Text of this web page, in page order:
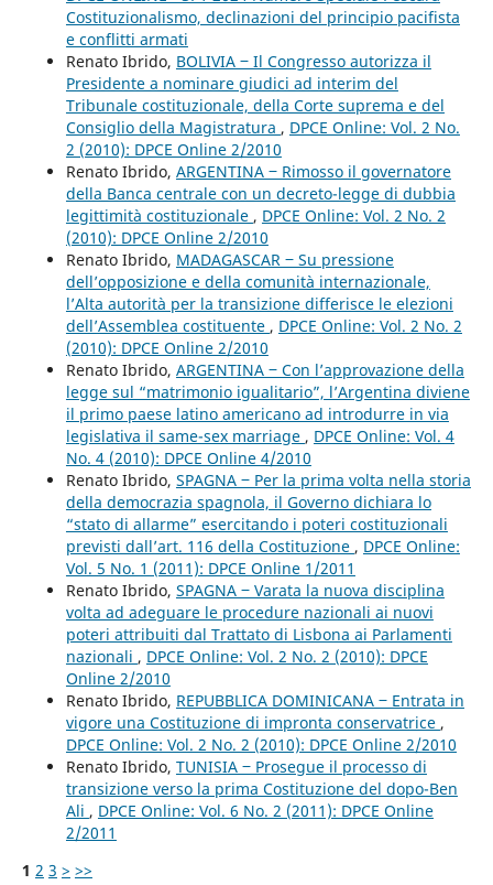
Costituzionalismo, declinazioni del principio pacifista
e conflitti armati
Renato Ibrido, BOLIVIA ‒ Il Congresso autorizza il
Presidente a nominare giudici ad interim del
Tribunale costituzionale, della Corte suprema e del
Consiglio della Magistratura , DPCE Online: Vol. 2 No.
2 (2010): DPCE Online 2/2010
Renato Ibrido, ARGENTINA ‒ Rimosso il governatore
della Banca centrale con un decreto-legge di dubbia
legittimità costituzionale , DPCE Online: Vol. 2 No. 2
(2010): DPCE Online 2/2010
Renato Ibrido, MADAGASCAR ‒ Su pressione
dell’opposizione e della comunità internazionale,
l’Alta autorità per la transizione differisce le elezioni
dell’Assemblea costituente , DPCE Online: Vol. 2 No. 2
(2010): DPCE Online 2/2010
Renato Ibrido, ARGENTINA ‒ Con l’approvazione della
legge sul “matrimonio igualitario”, l’Argentina diviene
il primo paese latino americano ad introdurre in via
legislativa il same-sex marriage , DPCE Online: Vol. 4
No. 4 (2010): DPCE Online 4/2010
Renato Ibrido, SPAGNA ‒ Per la prima volta nella storia
della democrazia spagnola, il Governo dichiara lo
“stato di allarme” esercitando i poteri costituzionali
previsti dall’art. 116 della Costituzione , DPCE Online:
Vol. 5 No. 1 (2011): DPCE Online 1/2011
Renato Ibrido, SPAGNA ‒ Varata la nuova disciplina
volta ad adeguare le procedure nazionali ai nuovi
poteri attribuiti dal Trattato di Lisbona ai Parlamenti
nazionali , DPCE Online: Vol. 2 No. 2 (2010): DPCE
Online 2/2010
Renato Ibrido, REPUBBLICA DOMINICANA ‒ Entrata in
vigore una Costituzione di impronta conservatrice ,
DPCE Online: Vol. 2 No. 2 (2010): DPCE Online 2/2010
Renato Ibrido, TUNISIA ‒ Prosegue il processo di
transizione verso la prima Costituzione del dopo-Ben
Ali , DPCE Online: Vol. 6 No. 2 (2011): DPCE Online
2/2011
1 2 3 > >>